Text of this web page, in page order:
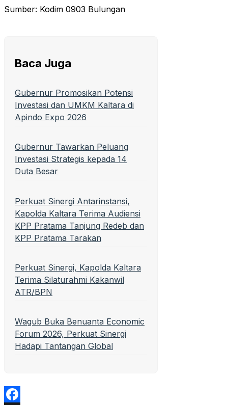
Sumber: Kodim 0903 Bulungan
Baca Juga
Gubernur Promosikan Potensi
Investasi dan UMKM Kaltara di
Apindo Expo 2026
Gubernur Tawarkan Peluang
Investasi Strategis kepada 14
Duta Besar
Perkuat Sinergi Antarinstansi,
Kapolda Kaltara Terima Audiensi
KPP Pratama Tanjung Redeb dan
KPP Pratama Tarakan
Perkuat Sinergi, Kapolda Kaltara
Terima Silaturahmi Kakanwil
ATR/BPN
Wagub Buka Benuanta Economic
Forum 2026, Perkuat Sinergi
Hadapi Tantangan Global